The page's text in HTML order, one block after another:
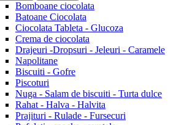
Bomboane ciocolata
Batoane Ciocolata
Ciocolata Tableta - Glucoza
Crema de ciocolata
Drajeuri -Dropsuri - Jeleuri - Caramele
Napolitane
Biscuiti - Gofre
Piscoturi
Nuga - Salam de biscuiti - Turta dulce
Rahat - Halva - Halvita
Prajituri - Rulade - Fursecuri